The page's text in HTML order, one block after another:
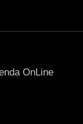
OnLine